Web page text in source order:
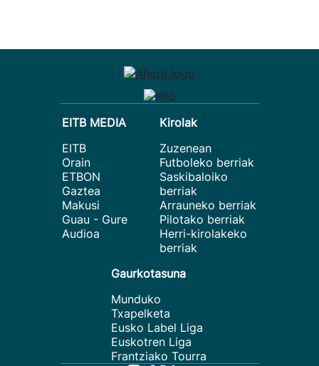
EITB MEDIA
EITB
Orain
ETBON
Gaztea
Makusi
Guau - Gure
Audioa
Kirolak
Zuzenean
Futboleko berriak
Saskibaloiko
berriak
Arrauneko berriak
Pilotako berriak
Herri-kirolakeko
berriak
Gaurkotasuna
Munduko
Txapelketa
Eusko Label Liga
Euskotren Liga
Frantziako Tourra